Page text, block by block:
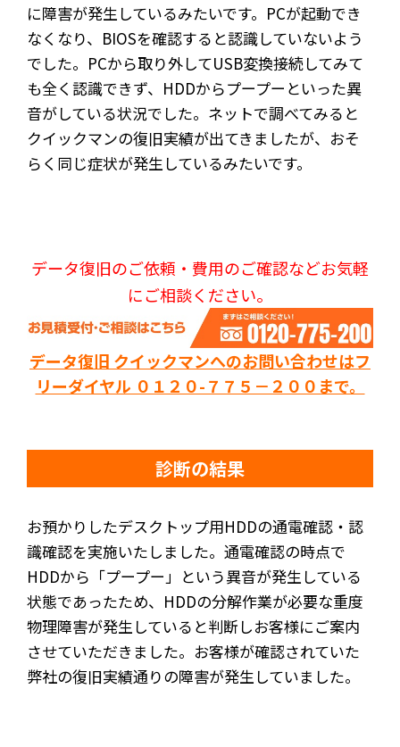
に障害が発生しているみたいです。PCが起動でき
なくなり、BIOSを確認すると認識していないよう
でした。PCから取り外してUSB変換接続してみて
も全く認識できず、HDDからプープーといった異
音がしている状況でした。ネットで調べてみると
クイックマンの復旧実績が出てきましたが、おそ
らく同じ症状が発生しているみたいです。
データ復旧のご依頼・費用のご確認などお気軽
にご相談ください。
データ復旧 クイックマンへのお問い合わせはフ
リーダイヤル ０１２０-７７５－２００まで。
診断の結果
お預かりしたデスクトップ用HDDの通電確認・認
識確認を実施いたしました。通電確認の時点で
HDDから「プープー」という異音が発生している
状態であったため、HDDの分解作業が必要な重度
物理障害が発生していると判断しお客様にご案内
させていただきました。お客様が確認されていた
弊社の復旧実績通りの障害が発生していました。